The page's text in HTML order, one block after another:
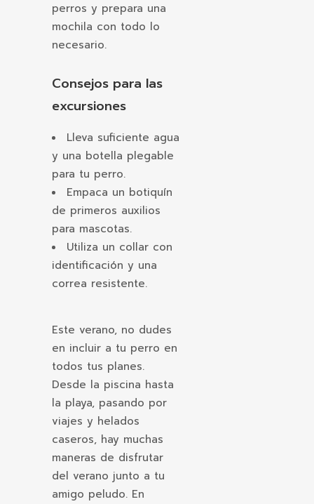
perros y prepara una
mochila con todo lo
necesario.
Consejos para las
excursiones
Lleva suficiente agua
y una botella plegable
para tu perro.
Empaca un botiquín
de primeros auxilios
para mascotas.
Utiliza un collar con
identificación y una
correa resistente.
Este verano, no dudes
en incluir a tu perro en
todos tus planes.
Desde la piscina hasta
la playa, pasando por
viajes y helados
caseros, hay muchas
maneras de disfrutar
del verano junto a tu
amigo peludo. En